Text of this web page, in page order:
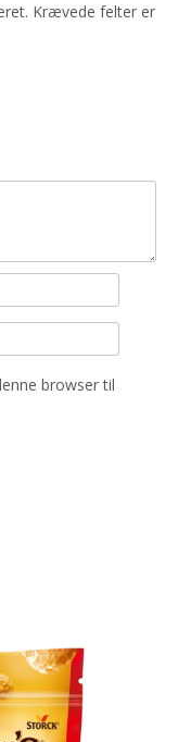
Krævede felter er
browser til